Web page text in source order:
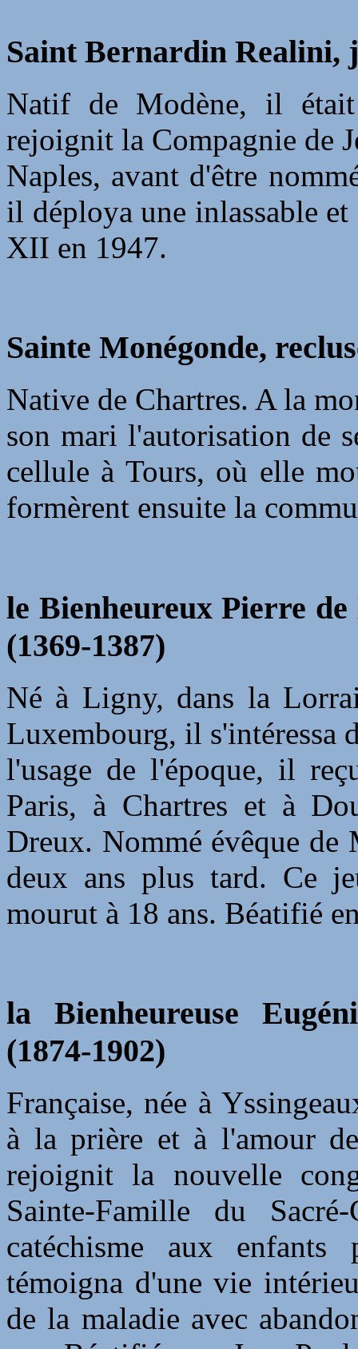
Saint Bernardin Realini,
Natif de Modène, il
rejoignit la Compagnie de
Naples, avant d'être
il déploya une inlassable
XII en 1947.
Sainte Monégonde,
Native de Chartres. A la
son mari l'autorisation de
cellule à Tours, où elle
formèrent ensuite la
le Bienheureux Pierre
(1369-1387)
Né à Ligny, dans la
Luxembourg, il s'intéressa
l'usage de l'époque, il
Paris, à Chartres et à
Dreux. Nommé évêque
deux ans plus tard. Ce
mourut à 18 ans. Béatifié
la Bienheureuse
(1874-1902)
Française, née à
à la prière et à l'amour
rejoignit la nouvelle
Sainte-Famille du
catéchisme aux enfants
témoigna d'une vie
de la maladie avec